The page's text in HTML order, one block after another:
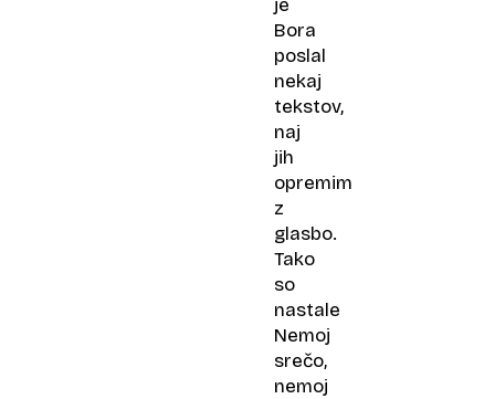
je
Bora
poslal
nekaj
tekstov,
naj
jih
opremim
z
glasbo.
Tako
so
nastale
Nemoj
srečo,
nemoj